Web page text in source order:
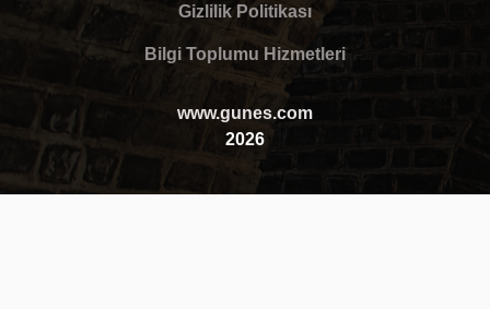
Gizlilik Politikası
Bilgi Toplumu Hizmetleri
www.gunes.com
2026